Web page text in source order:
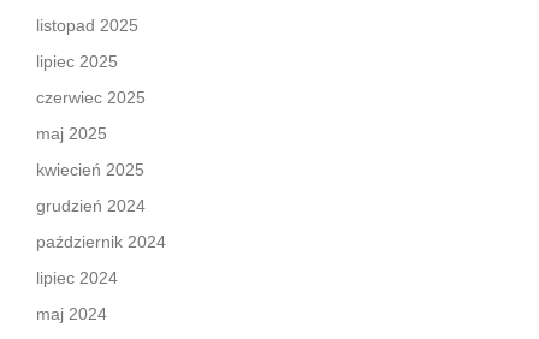
listopad 2025
lipiec 2025
czerwiec 2025
maj 2025
kwiecień 2025
grudzień 2024
październik 2024
lipiec 2024
maj 2024